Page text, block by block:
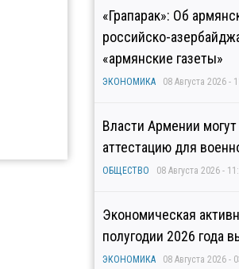
«Грапарак»: Об
российско-
«армянские газеты»
ЭКОНОМИКА 08 Августа 2026 -
Власти Армении
аттестацию для
ОБЩЕСТВО 08 Августа 2026 -
Экономическая
полугодии 2026 года
ЭКОНОМИКА 08 Августа 2026 -